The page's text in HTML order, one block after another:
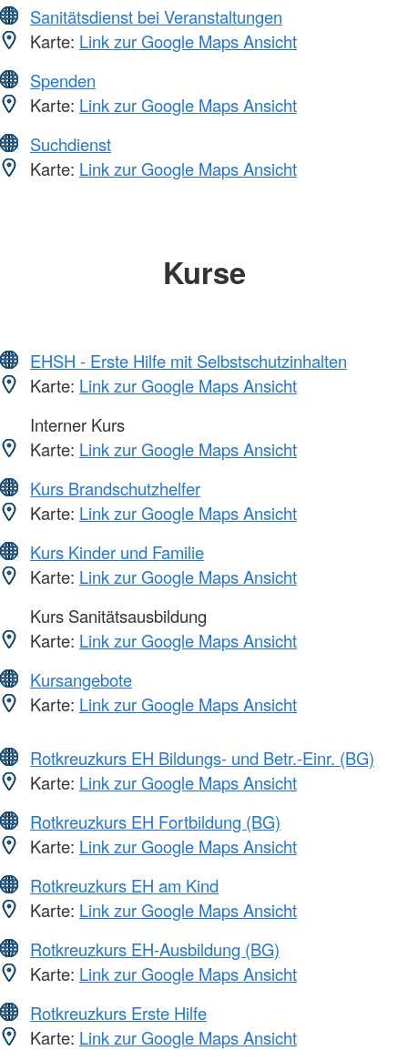
Sanitätsdienst bei Veranstaltungen
Karte: Link zur Google Maps Ansicht
Spenden
Karte: Link zur Google Maps Ansicht
Suchdienst
Karte: Link zur Google Maps Ansicht
Kurse
EHSH - Erste Hilfe mit Selbstschutzinhalten
Karte: Link zur Google Maps Ansicht
Interner Kurs
Karte: Link zur Google Maps Ansicht
Kurs Brandschutzhelfer
Karte: Link zur Google Maps Ansicht
Kurs Kinder und Familie
Karte: Link zur Google Maps Ansicht
Kurs Sanitätsausbildung
Karte: Link zur Google Maps Ansicht
Kursangebote
Karte: Link zur Google Maps Ansicht
Rotkreuzkurs EH Bildungs- und Betr.-Einr. (BG)
Karte: Link zur Google Maps Ansicht
Rotkreuzkurs EH Fortbildung (BG)
Karte: Link zur Google Maps Ansicht
Rotkreuzkurs EH am Kind
Karte: Link zur Google Maps Ansicht
Rotkreuzkurs EH-Ausbildung (BG)
Karte: Link zur Google Maps Ansicht
Rotkreuzkurs Erste Hilfe
Karte: Link zur Google Maps Ansicht